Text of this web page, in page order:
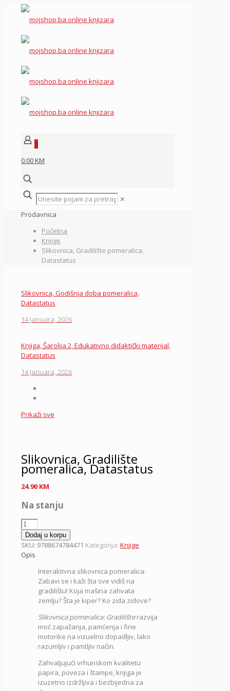
0
0.00 KM
✕
Prodavnica
Početna
Knjige
Slikovnica, Gradilište pomeralica,
Datastatus
Slikovnica, Godišnja doba pomeralica,
Datastatus
14 Januara, 2026
Knjiga, Šarolija 2, Edukativno didaktički materijal,
Datastatus
14 Januara, 2026
Prikaži sve
Slikovnica, Gradilište
pomeralica, Datastatus
24.90 KM
Na stanju
Slikovnica,
Gradilište
pomeralica,
Datastatus
količina
Dodaj u korpu
SKU: 9788674784471 Kategorija: Knjige
Opis
Interaktivna slikovnica pomeralica:
Zabavi se i kaži šta sve vidiš na
gradilištu! Koja mašina zahvata
zemlju? Šta je kiper? Ko zida zidove?
Slikovnica pomeralica: Gradilišterazvija
moć zapažanja, pamćenja i fine
motorike na vizuelno dopadljiv, lako
razumljiv i pamtljiv način.
Zahvaljujući vrhunskom kvalitetu
papira, poveza i štampe, knjiga je
izuzetno izdržljiva i bezbijedna za